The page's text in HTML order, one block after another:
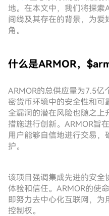
地。在本文中，我们将探索
间线及其存在的背景，为
角。
什么是ARMOR，
ARMOR的总供应量为7.5亿
密货币环境中的安全性和可
全漏洞的潜在风险也随之上
措施进行创新。ARMOR旨
用户能够自信地进行交易，
护。
该项目强调集成先进的安全
体验和信任。ARMOR的使
即努力去中心化互联网，为
控制权。